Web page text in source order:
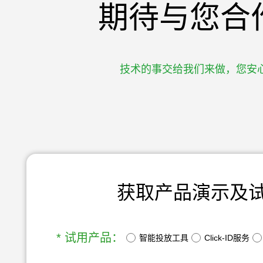
期待与您合
技术的事交给我们来做，您安
获取产品演示及
* 试用产品： 智能投放工具 Click-ID服务